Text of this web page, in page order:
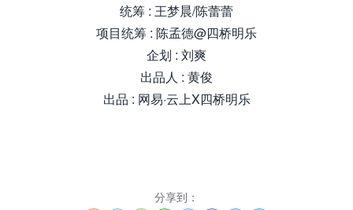
统筹 : 王梦晨/陈蕾蕾
项目统筹 : 陈孟德@四桥明乐
企划 : 刘爽
出品人 : 黄俊
出品 : 网易·云上X四桥明乐
分享到：